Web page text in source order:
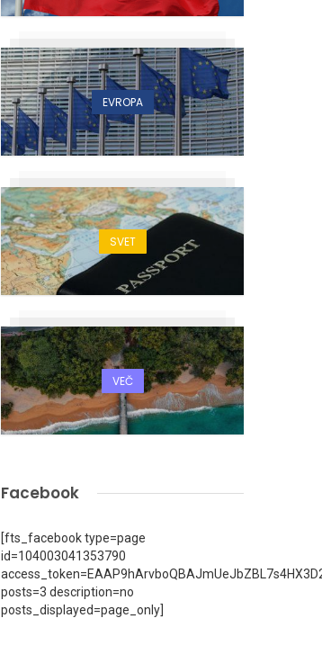
EVROPA
SVET
VEČ
Facebook
[fts_facebook type=page
id=104003041353790
posts=3 description=no
posts_displayed=page_only]